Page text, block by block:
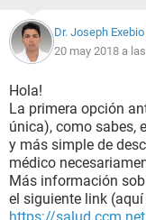
Dr. Joseph Exebio
20 may 2018 a
Hola!
La primera opción
única), como sabes,
y más simple de
médico
Más información
el siguiente link